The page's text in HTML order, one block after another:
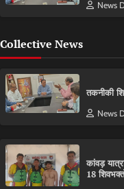
News
Collective News
तकनीकी
News
कांवड़
18